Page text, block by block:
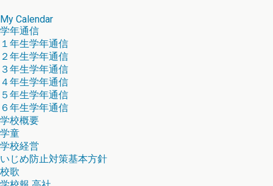
My Calendar
学年通信
１年生学年通信
２年生学年通信
３年生学年通信
４年生学年通信
５年生学年通信
６年生学年通信
学校概要
学童
学校経営
いじめ防止対策基本方針
校歌